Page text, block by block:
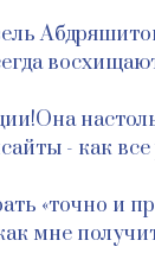
- как
«точно и
мне